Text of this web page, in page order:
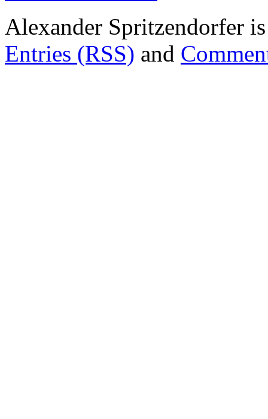
Alexander Spritzendorfer
Entries (RSS) and